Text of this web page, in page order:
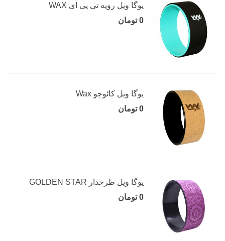
یوگا ویل رویه تی پی ای WAX
0 تومان
یوگا ویل کائوچو Wax
0 تومان
یوگا ویل طرحدار GOLDEN STAR
0 تومان